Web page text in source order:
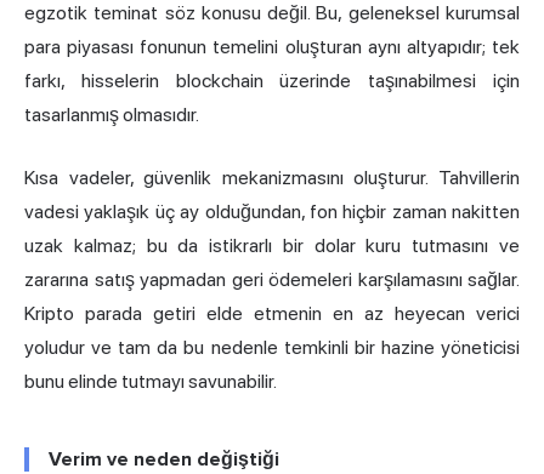
egzotik teminat söz konusu değil. Bu, geleneksel kurumsal
para piyasası fonunun temelini oluşturan aynı altyapıdır; tek
farkı, hisselerin blockchain üzerinde taşınabilmesi için
tasarlanmış olmasıdır.
Kısa vadeler, güvenlik mekanizmasını oluşturur. Tahvillerin
vadesi yaklaşık üç ay olduğundan, fon hiçbir zaman nakitten
uzak kalmaz; bu da istikrarlı bir dolar kuru tutmasını ve
zararına satış yapmadan geri ödemeleri karşılamasını sağlar.
Kripto parada getiri elde etmenin en az heyecan verici
yoludur ve tam da bu nedenle temkinli bir hazine yöneticisi
bunu elinde tutmayı savunabilir.
Verim ve neden değiştiği